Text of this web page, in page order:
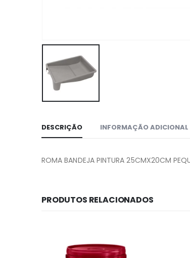
DESCRIÇÃO INFORMAÇÃO ADICIONAL
ROMA BANDEJA PINTURA 25CMX20CM
PRODUTOS RELACIONADOS